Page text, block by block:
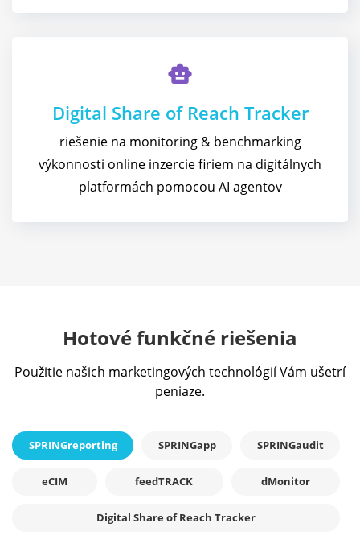
smart_toy
Digital Share of Reach Tracker
riešenie na monitoring & benchmarking
výkonnosti online inzercie firiem na digitálnych
platformách pomocou AI agentov
Hotové funkčné riešenia
Použitie našich marketingových technológií Vám ušetrí
peniaze.
SPRINGreporting SPRINGapp SPRINGaudit
eCIM feedTRACK dMonitor
Digital Share of Reach Tracker